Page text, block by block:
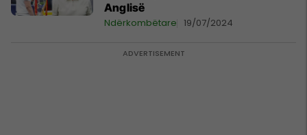
Anglisë
Ndërkombëtare 19/07/2024